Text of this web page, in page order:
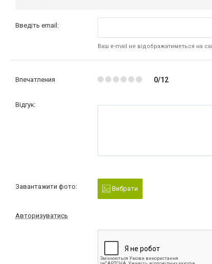
Введіть email:
Ваш e-mail не відображатиметься на
Впечатления 0/12
Відгук:
Завантажити фото: Вибрати
Авторизуватись